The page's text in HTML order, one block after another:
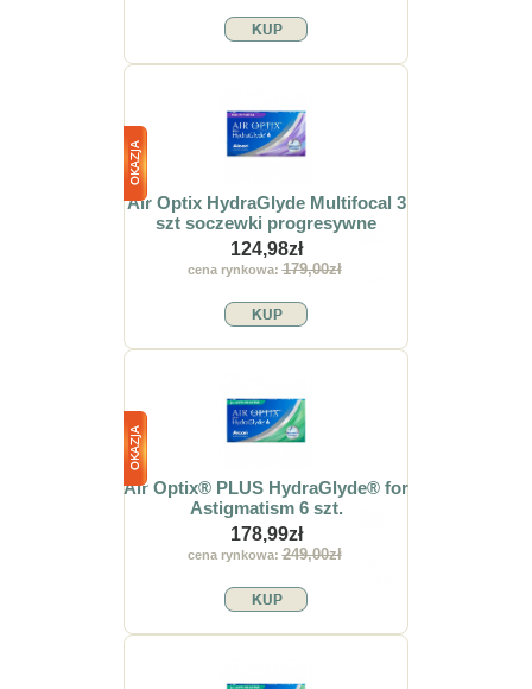
Air Optix HydraGlyde Multifocal 3
szt soczewki progresywne
124,98zł
cena rynkowa:179,00zł
Air Optix® PLUS HydraGlyde® for
Astigmatism 6 szt.
178,99zł
cena rynkowa:249,00zł